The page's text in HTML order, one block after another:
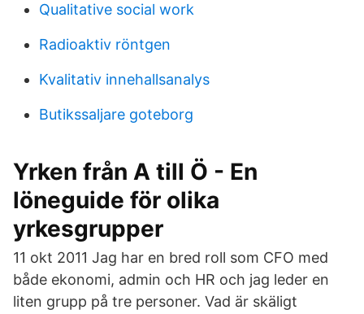
Qualitative social work
Radioaktiv röntgen
Kvalitativ innehallsanalys
Butikssaljare goteborg
Yrken från A till Ö - En
löneguide för olika
yrkesgrupper
11 okt 2011 Jag har en bred roll som CFO med
både ekonomi, admin och HR och jag leder en
liten grupp på tre personer. Vad är skäligt